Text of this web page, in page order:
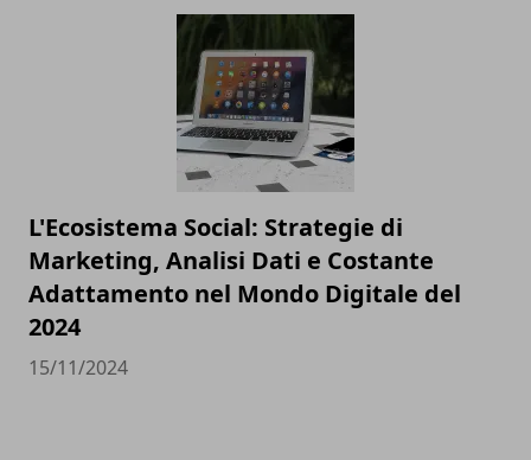
L'Ecosistema Social: Strategie di
Marketing, Analisi Dati e Costante
Adattamento nel Mondo Digitale del
2024
15/11/2024